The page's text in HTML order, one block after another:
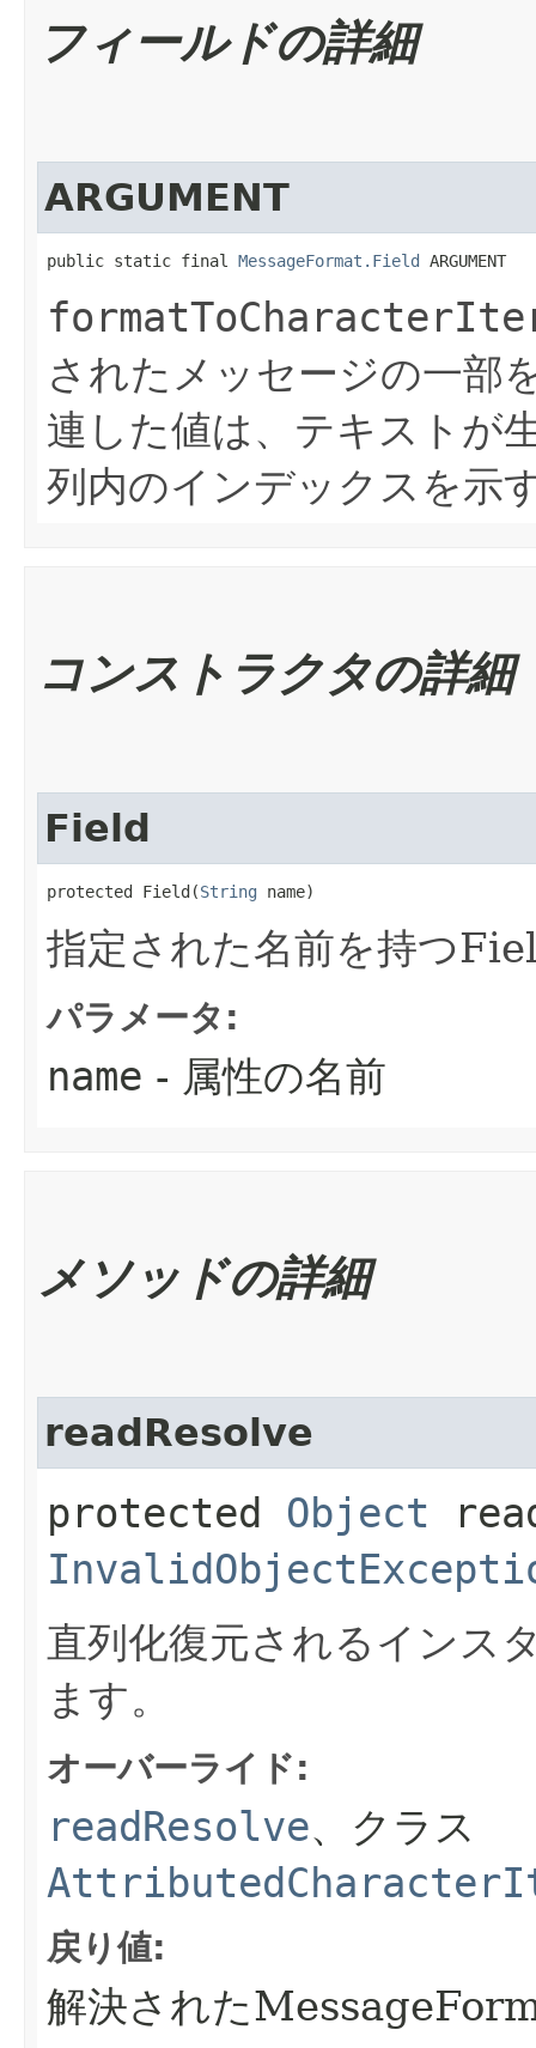
フィールドの詳細
ARGUMENT
public static final MessageFormat.Field ARGUMENT
されたメッセージの一部
連した値は、テキストが
列内のインデックスを示
コンストラクタの詳細
Field
protected Field​(String name)
指定された名前を持つ
パラメータ:
name - 属性の名前
メソッドの詳細
readResolve
protected Object
直列化復元されるインス
ます。
オーバーライド:
readResolve、クラス
戻り値:
解決された